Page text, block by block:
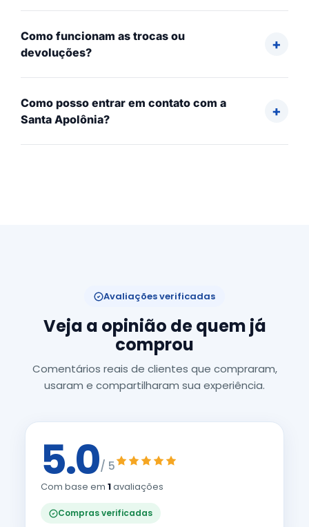
Como funcionam as trocas ou
devoluções?
Como posso entrar em contato com a
Santa Apolônia?
Avaliações verificadas
Veja a opinião de quem já
comprou
Comentários reais de clientes que compraram,
usaram e compartilharam sua experiência.
5.0/ 5
Com base em 1avaliações
Compras verificadas